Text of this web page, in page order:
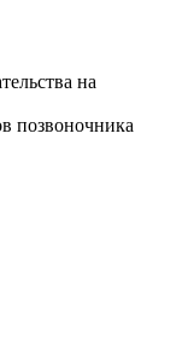
на
позвоночника